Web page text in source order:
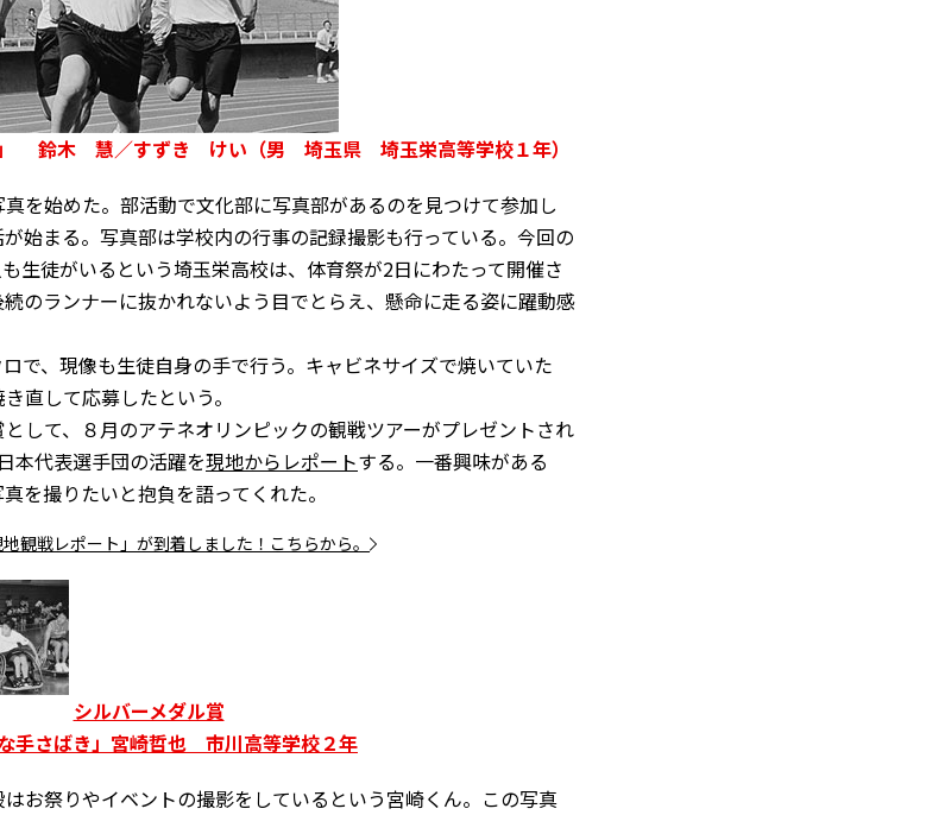
鈴木 慧／すずき けい（男 埼玉県 埼玉栄高等学校１年）
を始めた。部活動で文化部に写真部があるのを見つけて参加し
始まる。写真部は学校内の行事の記録撮影も行っている。今回の
生徒がいるという埼玉栄高校は、体育祭が2日にわたって開催さ
のランナーに抜かれないよう目でとらえ、懸命に走る姿に躍動感
で、現像も生徒自身の手で行う。キャビネサイズで焼いていた
直して応募したという。
して、８月のアテネオリンピックの観戦ツアーがプレゼントされ
本代表選手団の活躍を現地からレポートする。一番興味がある
を撮りたいと抱負を語ってくれた。
観戦レポート」が到着しました！こちらから。
シルバーメダル賞
な手さばき」宮崎哲也 市川高等学校２年
お祭りやイベントの撮影をしているという宮崎くん。この写真